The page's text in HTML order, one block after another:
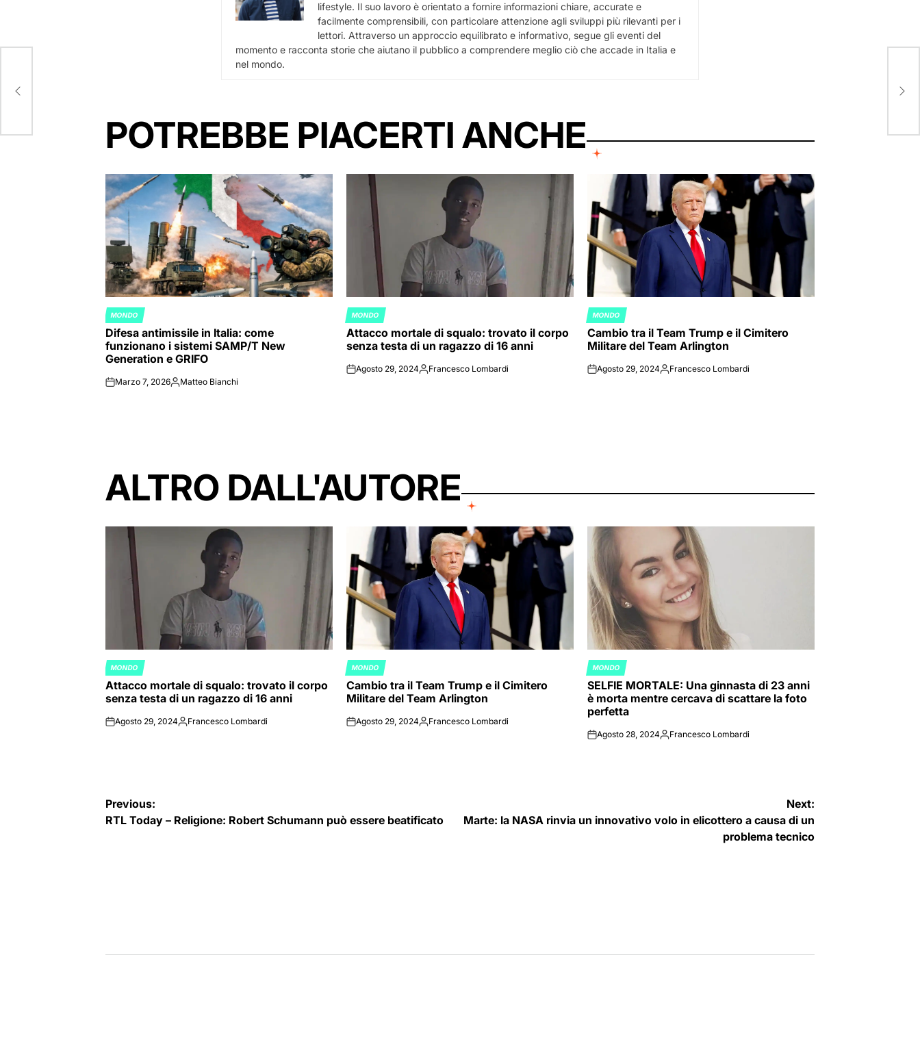
lifestyle. Il suo lavoro è orientato a fornire informazioni chiare, accurate e
facilmente comprensibili, con particolare attenzione agli sviluppi più rilevanti per i
lettori. Attraverso un approccio equilibrato e informativo, segue gli eventi del
momento e racconta storie che aiutano il pubblico a comprendere meglio ciò che accade in Italia e
nel mondo.
POTREBBE PIACERTI ANCHE
POSTED
IN
MONDO
Difesa antimissile in Italia: come
funzionano i sistemi SAMP/T New
Generation e GRIFO
onMarzo 7, 2026Posted
Matteo Bianchi
POSTED
IN
MONDO
Attacco mortale di squalo: trovato il corpo
senza testa di un ragazzo di 16 anni
onAgosto 29, 2024Posted
Francesco Lombardi
POSTED
IN
MONDO
Cambio tra il Team Trump e il Cimitero
Militare del Team Arlington
onAgosto 29, 2024PostedFrancesco Lombardi
ALTRO DALL'AUTORE
POSTED
IN
MONDO
Attacco mortale di squalo: trovato il corpo
senza testa di un ragazzo di 16 anni
onAgosto 29, 2024Posted
Francesco Lombardi
POSTED
IN
MONDO
Cambio tra il Team Trump e il Cimitero
Militare del Team Arlington
onAgosto 29, 2024Posted
Francesco Lombardi
POSTED
IN
MONDO
SELFIE MORTALE: Una ginnasta di 23 anni
è morta mentre cercava di scattare la foto
perfetta
onAgosto 28, 2024PostedFrancesco Lombardi
Navigazione
articoli
Previous:
RTL Today – Religione: Robert Schumann può essere beatificato
Next:
Marte: la NASA rinvia un innovativo volo in elicottero a causa di un
problema tecnico